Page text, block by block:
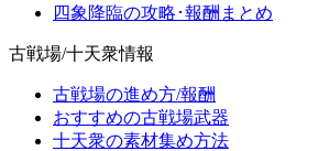
四象降臨の攻略･報酬まとめ
古戦場/十天衆情報
古戦場の進め方/報酬
おすすめの古戦場武器
十天衆の素材集め方法